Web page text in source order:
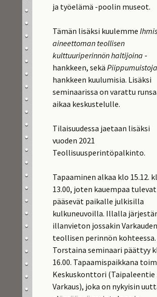
ja työelämä -poolin museot.
Tämän lisäksi kuulemme
aineettoman teollisen
kulttuuriperinnön haltijoina -
hankkeen, sekäPiippumuistoja
hankkeen kuulumisia. Lisäksi
seminaarissa on varattu
aikaa keskustelulle.
Tilaisuudessa jaetaan lisäksi
vuoden 2021
Teollisuusperintöpalkinto.
Tapaaminen alkaa klo 15.12.
13.00, joten kauempaa
pääsevät paikalle julkisilla
kulkuneuvoilla. Illalla
illanvieton jossakin Varkauden
teollisen perinnön kohteessa.
Torstaina seminaari päättyy
16.00. Tapaamispaikkana
Keskuskonttori (Taipaleentie
Varkaus), joka on nykyisin